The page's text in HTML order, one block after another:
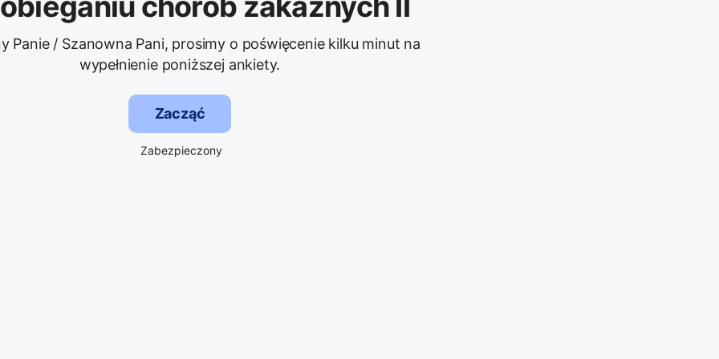
Panie / Szanowna Pani, prosimy o poświęcenie kilku minut na
wypełnienie poniższej ankiety.
Zacząć
Zabezpieczony